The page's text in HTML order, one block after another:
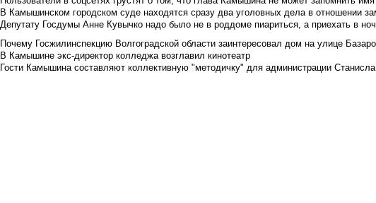
В Камышинском городском суде находятся сразу два уголовных дела в отношении
Депутату Госдумы Анне Кувычко надо было не в роддоме пиариться, а приехать в
Почему Госжилинспекцию Волгоградской области заинтересовал дом на улице
В Камышине экс-директор колледжа возглавил кинотеатр
Гости Камышина составляют коллективную "методичку" для администрации